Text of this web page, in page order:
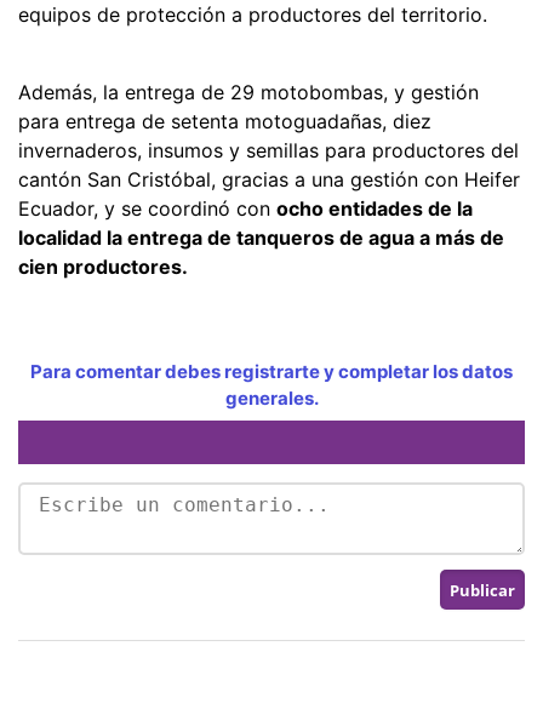
equipos de protección a productores del territorio.
Además, la entrega de 29 motobombas, y gestión
para entrega de setenta motoguadañas, diez
invernaderos, insumos y semillas para productores del
cantón San Cristóbal, gracias a una gestión con Heifer
Ecuador, y se coordinó con ocho entidades de la
localidad la entrega de tanqueros de agua a más de
cien productores.
Para comentar debes registrarte y completar los datos
generales.